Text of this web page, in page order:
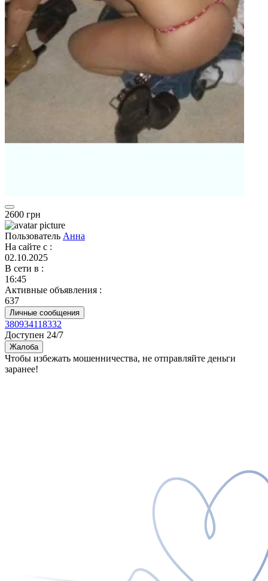
2600 грн
Пользователь Анна
На сайте с :
02.10.2025
В сети в :
16:45
Активные объявления :
637
Личные сообщения
380934118332
Доступен 24/7
Жалоба
Чтобы избежать мошенничества, не отправляйте деньги
заранее!